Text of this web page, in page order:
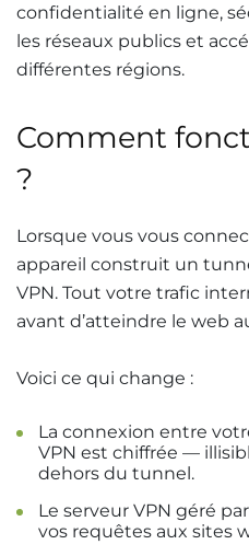
confidentialité en ligne,
les réseaux publics et
différentes régions.
Comment
?
Lorsque vous vous
appareil construit un
VPN. Tout votre trafic
avant d’atteindre le web
Voici ce qui change :
La connexion entre
VPN est chiffrée —
dehors du tunnel.
Le serveur VPN géré
vos requêtes aux sites